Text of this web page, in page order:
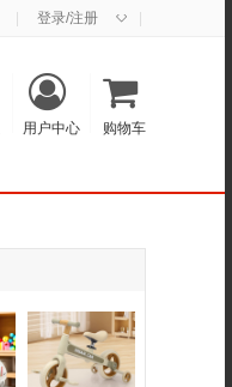
登录/注册 ◇
购物车
用户中心